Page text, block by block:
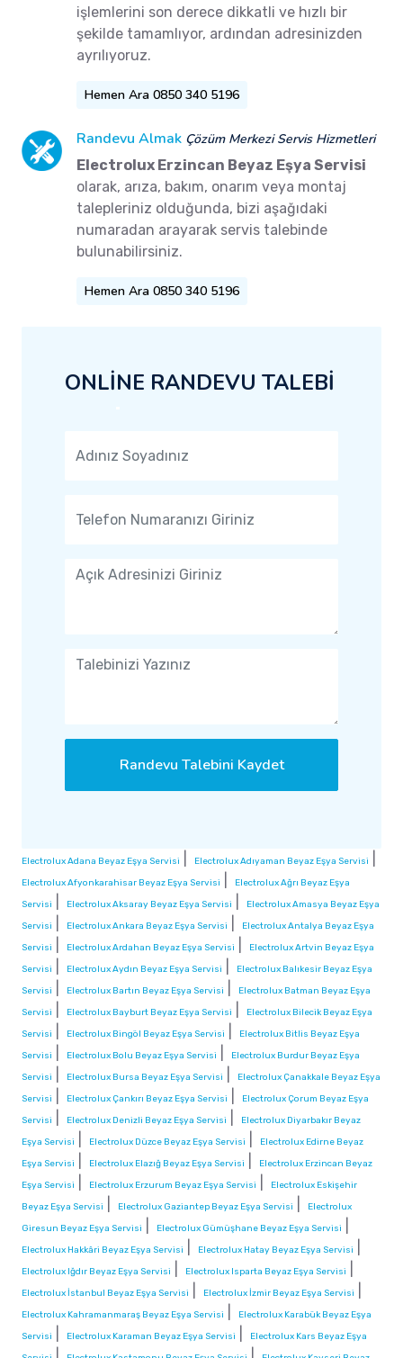
işlemlerini son derece dikkatli ve hızlı bir
şekilde tamamlıyor, ardından adresinizden
ayrılıyoruz.
Hemen Ara 0850 340 5196
Randevu Almak Çözüm Merkezi Servis Hizmetleri
Electrolux Erzincan Beyaz Eşya Servisi
olarak, arıza, bakım, onarım veya montaj
talepleriniz olduğunda, bizi aşağıdaki
numaradan arayarak servis talebinde
bulunabilirsiniz.
Hemen Ara 0850 340 5196
ONLİNE RANDEVU TALEBİ
Randevu Talebini Kaydet
Electrolux Adana Beyaz Eşya Servisi Electrolux Adıyaman Beyaz Eşya Servisi
Electrolux Afyonkarahisar Beyaz Eşya Servisi
Electrolux Ağrı Beyaz Eşya
Servisi
Electrolux Aksaray Beyaz Eşya Servisi
Electrolux Amasya Beyaz Eşya
Servisi
Electrolux Ankara Beyaz Eşya Servisi
Electrolux Antalya Beyaz Eşya
Servisi
Electrolux Ardahan Beyaz Eşya Servisi
Electrolux Artvin Beyaz Eşya
Servisi
Electrolux Aydın Beyaz Eşya Servisi
Electrolux Balıkesir Beyaz Eşya
Servisi
Electrolux Bartın Beyaz Eşya Servisi
Electrolux Batman Beyaz Eşya
Servisi
Electrolux Bayburt Beyaz Eşya Servisi
Electrolux Bilecik Beyaz Eşya
Servisi
Electrolux Bingöl Beyaz Eşya Servisi
Electrolux Bitlis Beyaz Eşya
Servisi
Electrolux Bolu Beyaz Eşya Servisi
Electrolux Burdur Beyaz Eşya
Servisi
Electrolux Bursa Beyaz Eşya Servisi
Electrolux Çanakkale Beyaz Eşya
Servisi
Electrolux Çankırı Beyaz Eşya Servisi
Electrolux Çorum Beyaz Eşya
Servisi
Electrolux Denizli Beyaz Eşya Servisi
Electrolux Diyarbakır Beyaz
Eşya Servisi
Electrolux Düzce Beyaz Eşya Servisi
Electrolux Edirne Beyaz
Eşya Servisi
Electrolux Elazığ Beyaz Eşya Servisi
Electrolux Erzincan Beyaz
Eşya Servisi
Electrolux Erzurum Beyaz Eşya Servisi
Electrolux Eskişehir
Beyaz Eşya Servisi
Electrolux Gaziantep Beyaz Eşya Servisi
Electrolux
Giresun Beyaz Eşya Servisi
Electrolux Gümüşhane Beyaz Eşya Servisi
Electrolux Hakkâri Beyaz Eşya Servisi Electrolux Hatay Beyaz Eşya Servisi
Electrolux Iğdır Beyaz Eşya Servisi Electrolux Isparta Beyaz Eşya Servisi
Electrolux İstanbul Beyaz Eşya Servisi Electrolux İzmir Beyaz Eşya Servisi
Electrolux Kahramanmaraş Beyaz Eşya Servisi
Electrolux Karabük Beyaz Eşya
Servisi
Electrolux Karaman Beyaz Eşya Servisi
Electrolux Kars Beyaz Eşya